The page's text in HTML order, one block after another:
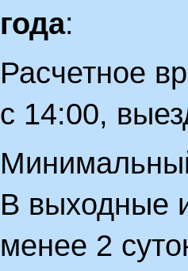
года:
Расчетное
с 14:00,
В выходные
менее 2